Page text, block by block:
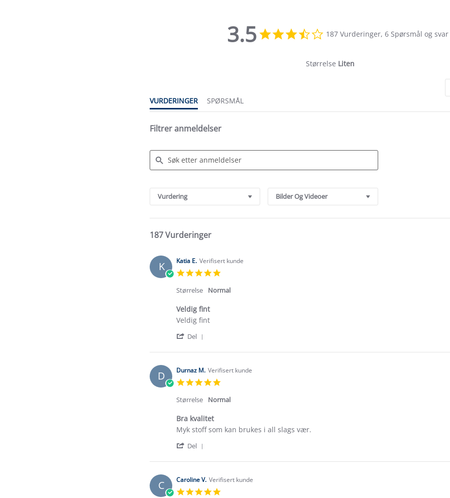
3.5
star
187 Vurderinger, 6 Spørsmål og svar
Størrelse Liten
VURDERINGER
SPØRSMÅL
Filtrer anmeldelser
Reviews
Vurdering Bilder Og Videoer
187 Vurderinger
K Katia E. Verifisert kunde
rating
Størrelse Normal
Veldig fint
Review
Katia
on
May
2026
review
Veldig
Veldig fint
Del
Review
Katia
E.
on
5
May
D Durnaz M. Verifisert kunde
rating
Størrelse Normal
Bra kvalitet
Review
Durnaz
on
Sep
2025
review
Bra
Myk stoff som kan brukes i all slags vær.
Del
Review
Durnaz
M.
C Caroline V. Verifisert kunde